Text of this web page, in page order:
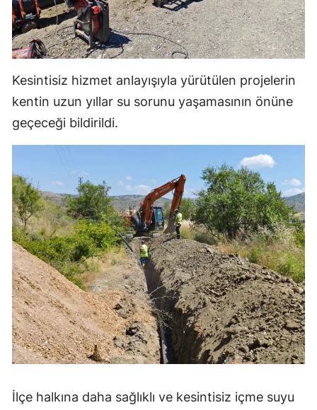
Van
Yozgat
Zonguldak
Aksaray
Karaman
Kırıkkale
Batman
Şırnak
Bartın
Ardahan
Iğdır
Yalova
Karabük
Kesintisiz hizmet anlayışıyla yürütülen projelerin
kentin uzun yıllar su sorunu yaşamasının önüne
geçeceği bildirildi.
İlçe halkına daha sağlıklı ve kesintisiz içme suyu